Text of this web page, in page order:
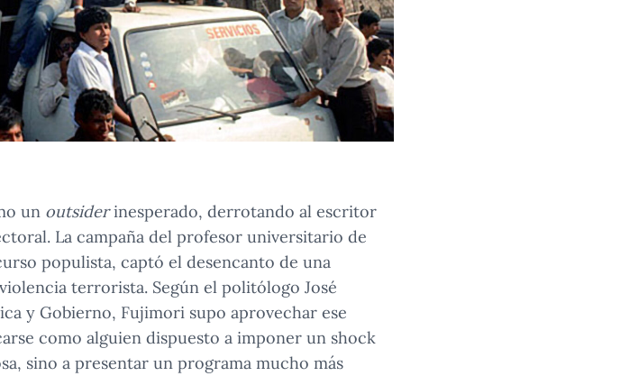
un outsiderinesperado, derrotando al escritor
La campaña del profesor universitario de
populista, captó el desencanto de una
terrorista. Según el politólogo José
y Gobierno, Fujimori supo aprovechar ese
como alguien dispuesto a imponer un shock
sino a presentar un programa mucho más